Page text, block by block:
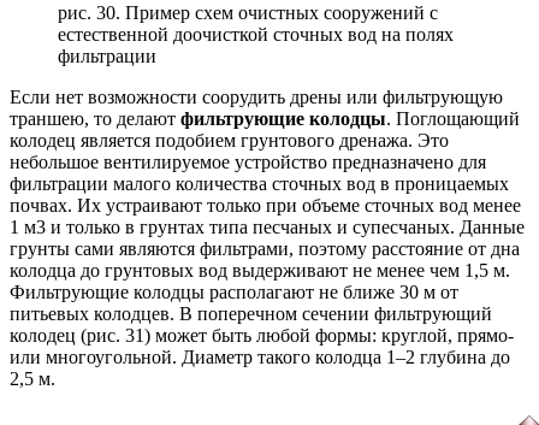
рис. 30. Пример схем очистных сооружений с
естественной доочисткой сточных вод на полях
фильтрации
Если нет возможности соорудить дрены или фильтрующую
траншею, то делают фильтрующие колодцы. Поглощающий
колодец является подобием грунтового дренажа. Это
небольшое вентилируемое устройство предназначено для
фильтрации малого количества сточных вод в проницаемых
почвах. Их устраивают только при объеме сточных вод менее
1 м3 и только в грунтах типа песчаных и супесчаных. Данные
грунты сами являются фильтрами, поэтому расстояние от дна
колодца до грунтовых вод выдерживают не менее чем 1,5 м.
Фильтрующие колодцы располагают не ближе 30 м от
питьевых колодцев. В поперечном сечении фильтрующий
колодец (рис. 31) может быть любой формы: круглой, прямо-
или многоугольной. Диаметр такого колодца 1–2 глубина до
2,5 м.